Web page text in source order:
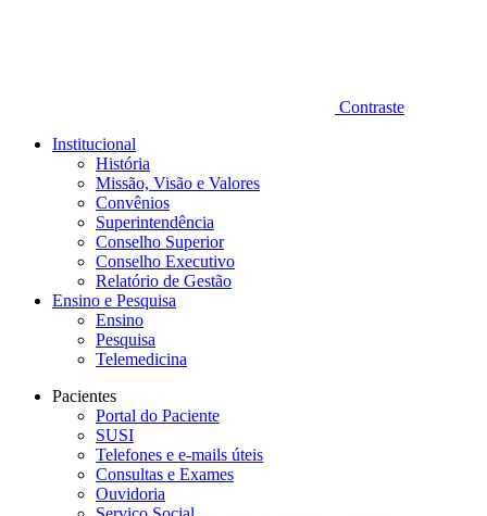
Contraste
Institucional
História
Missão, Visão e Valores
Convênios
Superintendência
Conselho Superior
Conselho Executivo
Relatório de Gestão
Ensino e Pesquisa
Ensino
Pesquisa
Telemedicina
Pacientes
Portal do Paciente
SUSI
Telefones e e-mails úteis
Consultas e Exames
Ouvidoria